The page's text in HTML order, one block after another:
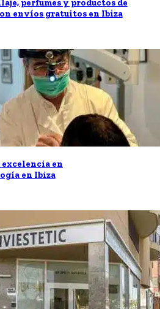
perfumes y productos de
envíos gratuitos en Ibiza
excelencia en
en Ibiza